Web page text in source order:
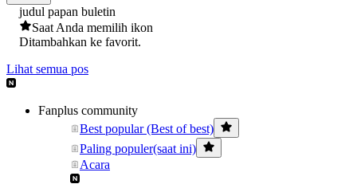
judul papan buletin
Saat Anda memilih ikon
Ditambahkan ke favorit.
Lihat semua pos
Fanplus community
Best popular (Best of best)
Paling populer(saat ini)
Acara